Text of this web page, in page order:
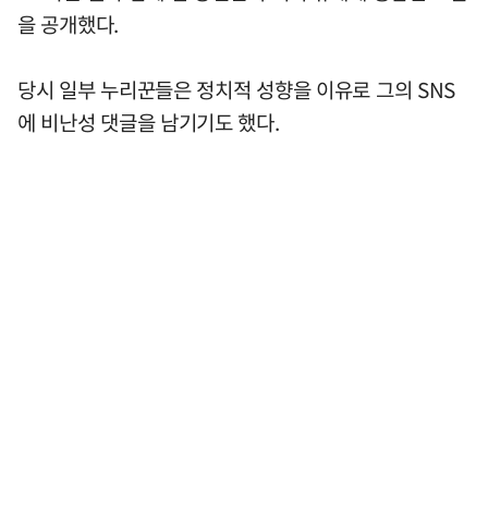
을 공개했다.
당시 일부 누리꾼들은 정치적 성향을 이유로 그의 SNS
에 비난성 댓글을 남기기도 했다.